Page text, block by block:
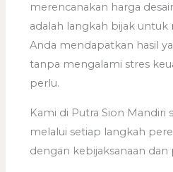
merencanakan harga
adalah langkah bijak
Anda mendapatkan hasil
tanpa mengalami stres
perlu.
Kami di Putra Sion Mandiri
melalui setiap langkah
dengan kebijaksanaan